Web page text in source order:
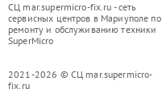
СЦ mar.supermicro-fix.ru - сеть
сервисных центров в Мариуполе по
ремонту и обслуживанию техники
SuperMicro
2021-2026 © СЦ mar.supermicro-
fix.ru